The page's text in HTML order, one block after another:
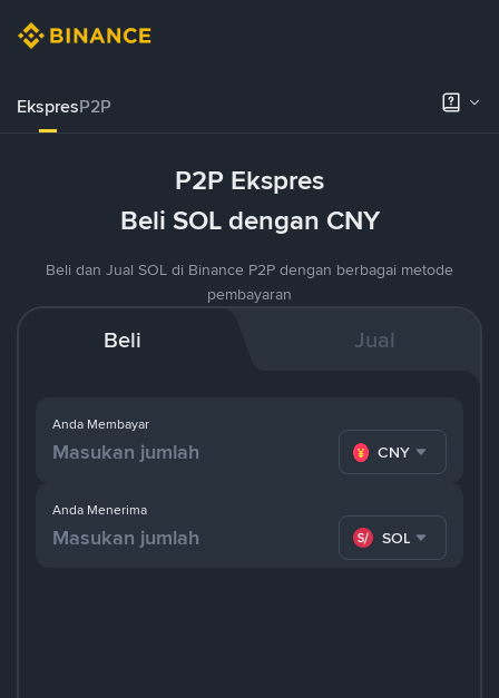
EkspresP2P
P2P Ekspres
Beli SOL dengan CNY
Beli dan Jual SOL di Binance P2P dengan berbagai metode
pembayaran
Beli Jual
Anda Membayar
CNY
Anda Menerima
SOL